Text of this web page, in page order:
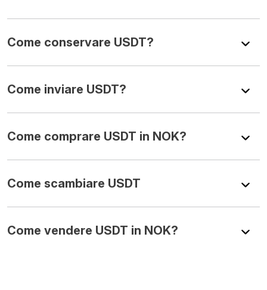
Come conservare USDT?
Come inviare USDT?
Come comprare USDT in NOK?
Come scambiare USDT
Come vendere USDT in NOK?